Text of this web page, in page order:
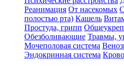
Реанимация От насекомых
полостью рта) Кашель
Простуда, грипп
Обезболивающие Травмы,
Мочеполовая система
Эндокринная система